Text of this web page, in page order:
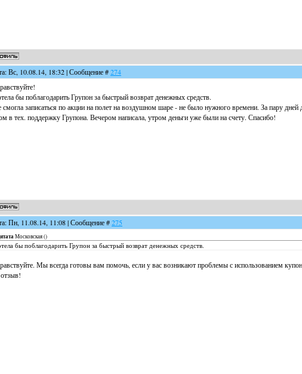
Вс, 10.08.14, 18:32 | Сообщение #274
бы поблагодарить Групон за быстрый возврат денежных средств.
смогла записаться по акции на полет на воздушном шаре - не было нужного времени. За пару дней
в тех. поддержку Групона. Вечером написала, утром деньги уже были на счету. Спасибо!
Пн, 11.08.14, 11:08 | Сообщение #275
Московская()
бы поблагодарить Групон за быстрый возврат денежных средств.
Мы всегда готовы вам помочь, если у вас возникают проблемы с использованием